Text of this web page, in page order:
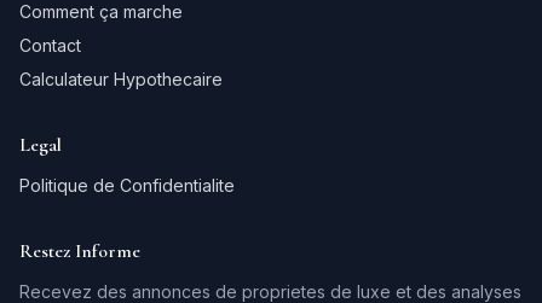
Comment ça marche
Contact
Calculateur Hypothecaire
Legal
Politique de Confidentialite
Restez Informe
Recevez des annonces de proprietes de luxe et des analyses